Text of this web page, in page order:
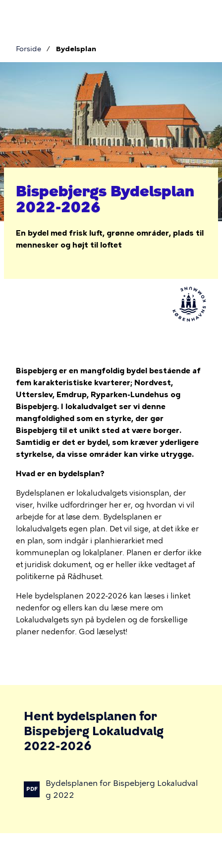
Brødkrumme
Forside Bydelsplan
Bydelsplan
Bispebjergs Bydelsplan
2022-2026
En bydel med frisk luft, grønne områder, plads til
mennesker og højt til loftet
Bispebjerg er en mangfoldig bydel bestående af
fem karakteristiske kvarterer; Nordvest,
Utterslev, Emdrup, Ryparken-Lundehus og
Bispebjerg. I lokaludvalget ser vi denne
mangfoldighed som en styrke, der gør
Bispebjerg til et unikt sted at være borger.
Samtidig er det er bydel, som kræver yderligere
styrkelse, da visse områder kan virke utrygge.
Hvad er en bydelsplan?
Bydelsplanen er lokaludvalgets visionsplan, der
viser, hvilke udfordringer her er, og hvordan vi vil
arbejde for at løse dem. Bydelsplanen er
lokaludvalgets egen plan. Det vil sige, at det ikke er
en plan, som indgår i planhierarkiet med
kommuneplan og lokalplaner. Planen er derfor ikke
et juridisk dokument, og er heller ikke vedtaget af
politikerne på Rådhuset.
Hele bydelsplanen 2022-2026 kan læses i linket
nedenfor og ellers kan du læse mere om
Lokaludvalgets syn på bydelen og de forskellige
planer nedenfor. God læselyst!
Hent bydelsplanen for
Bispebjerg Lokaludvalg
2022-2026
PDF
Bydelsplanen for Bispebjerg Lokaludval
g 2022